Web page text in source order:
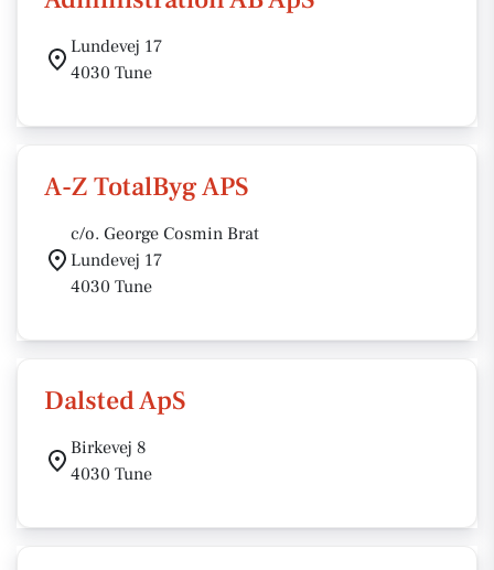
Lundevej 17
4030 Tune
A-Z TotalByg APS
c/o. George Cosmin Brat
Lundevej 17
4030 Tune
Dalsted ApS
Birkevej 8
4030 Tune